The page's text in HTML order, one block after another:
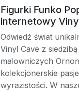
Figurki Funko
internetowy
Odwiedź świat
Vinyl Cave z
malowniczych
kolekcjonerskie
wyrazistości. W